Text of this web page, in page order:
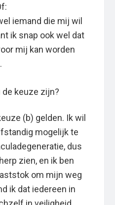
iemand die mij wil
ik snap ook wel dat
mij kan worden
de keuze zijn?
(b) gelden. Ik wil
mogelijk te
dus
zien, en ik ben
om mijn weg
ik dat iedereen in